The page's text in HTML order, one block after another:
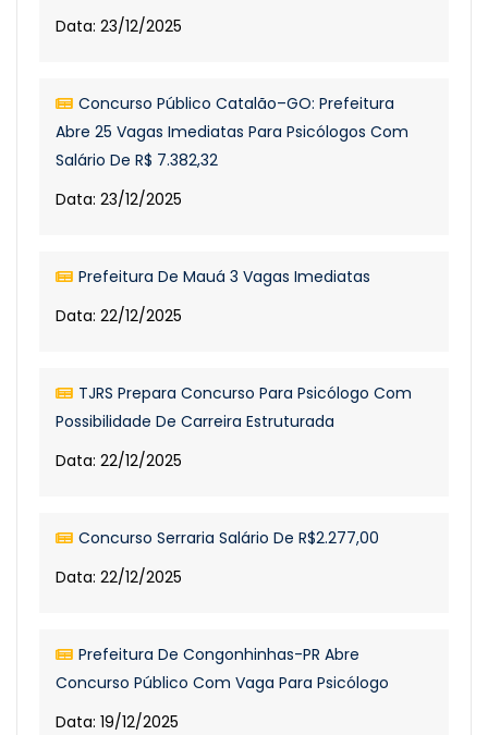
Data: 23/12/2025
Concurso Público Catalão–GO: Prefeitura
Abre 25 Vagas Imediatas Para Psicólogos Com
Salário De R$ 7.382,32
Data: 23/12/2025
Prefeitura De Mauá 3 Vagas Imediatas
Data: 22/12/2025
TJRS Prepara Concurso Para Psicólogo Com
Possibilidade De Carreira Estruturada
Data: 22/12/2025
Concurso Serraria Salário De R$2.277,00
Data: 22/12/2025
Prefeitura De Congonhinhas-PR Abre
Concurso Público Com Vaga Para Psicólogo
Data: 19/12/2025